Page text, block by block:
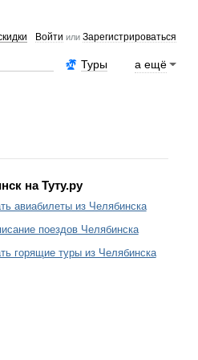
Войти илиЗарегистрироваться
а ещё
Туры
на Туту.ру
авиабилеты из Челябинска
поездов Челябинска
горящие туры из Челябинска